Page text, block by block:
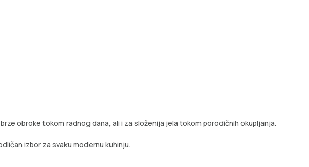
obroke tokom radnog dana, ali i za složenija jela tokom porodičnih okupljanja.
izbor za svaku modernu kuhinju.